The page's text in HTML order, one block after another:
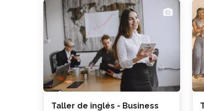
Taller de inglés - Business